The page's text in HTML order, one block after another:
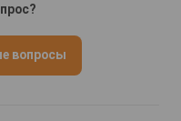
вопросы